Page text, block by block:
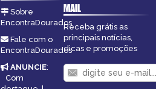
Sobre
EncontraDourados
Fale com o
EncontraDourados
ANUNCIE:
Com
MAIL
Receba grátis as
principais notícias,
dicas e promoções